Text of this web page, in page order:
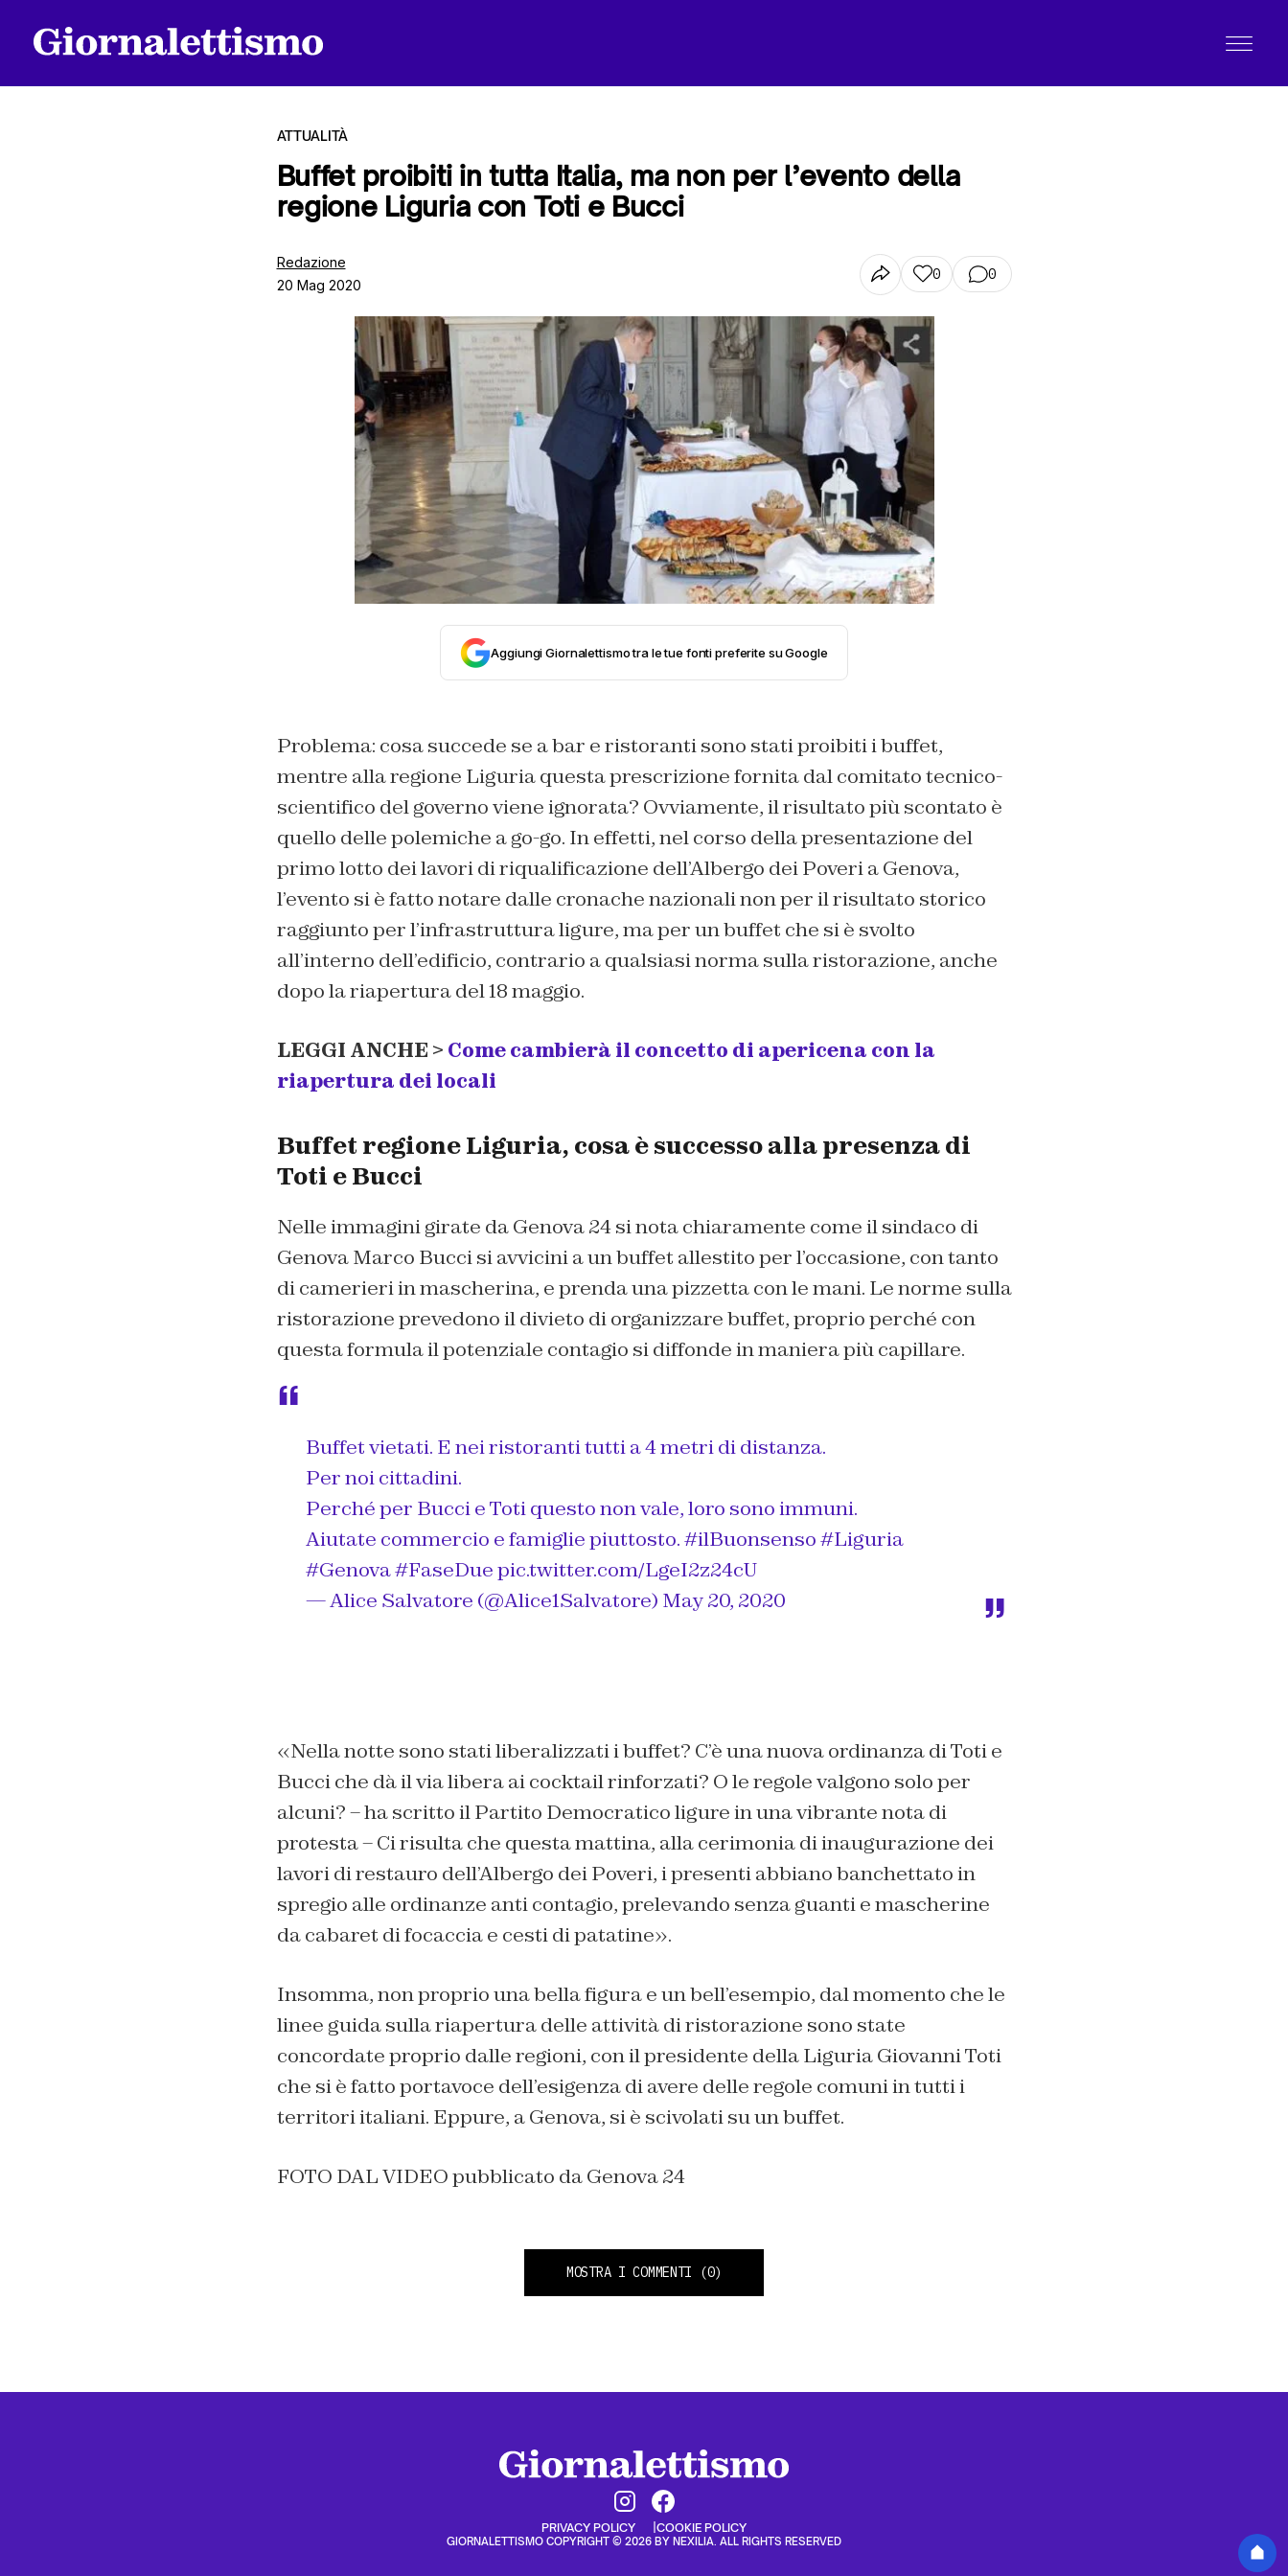
ATTUALITÀ
Buffet proibiti in tutta Italia, ma non per l’evento della
regione Liguria con Toti e Bucci
Redazione
20 Mag 2020
0 0
Aggiungi Giornalettismo tra le tue fonti preferite su Google
Problema: cosa succede se a bar e ristoranti sono stati proibiti i buffet,
mentre alla regione Liguria questa prescrizione fornita dal comitato tecnico-
scientifico del governo viene ignorata? Ovviamente, il risultato più scontato è
quello delle polemiche a go-go. In effetti, nel corso della presentazione del
primo lotto dei lavori di riqualificazione dell’Albergo dei Poveri a Genova,
l’evento si è fatto notare dalle cronache nazionali non per il risultato storico
raggiunto per l’infrastruttura ligure, ma per un buffet che si è svolto
all’interno dell’edificio, contrario a qualsiasi norma sulla ristorazione, anche
dopo la riapertura del 18 maggio.
LEGGI ANCHE > Come cambierà il concetto di apericena con la
riapertura dei locali
Buffet regione Liguria, cosa è successo alla presenza di
Toti e Bucci
Nelle immagini girate da Genova 24 si nota chiaramente come il sindaco di
Genova Marco Bucci si avvicini a un buffet allestito per l’occasione, con tanto
di camerieri in mascherina, e prenda una pizzetta con le mani. Le norme sulla
ristorazione prevedono il divieto di organizzare buffet, proprio perché con
questa formula il potenziale contagio si diffonde in maniera più capillare.
Buffet vietati. E nei ristoranti tutti a 4 metri di distanza.
Per noi cittadini.
Perché per Bucci e Toti questo non vale, loro sono immuni.
Aiutate commercio e famiglie piuttosto.#ilBuonsenso#Liguria
#Genova#FaseDuepic.twitter.com/LgeI2z24cU
— Alice Salvatore (@Alice1Salvatore) May 20, 2020
«Nella notte sono stati liberalizzati i buffet? C’è una nuova ordinanza di Toti e
Bucci che dà il via libera ai cocktail rinforzati? O le regole valgono solo per
alcuni? – ha scritto il Partito Democratico ligure in una vibrante nota di
protesta – Ci risulta che questa mattina, alla cerimonia di inaugurazione dei
lavori di restauro dell’Albergo dei Poveri, i presenti abbiano banchettato in
spregio alle ordinanze anti contagio, prelevando senza guanti e mascherine
da cabaret di focaccia e cesti di patatine».
Insomma, non proprio una bella figura e un bell’esempio, dal momento che le
linee guida sulla riapertura delle attività di ristorazione sono state
concordate proprio dalle regioni, con il presidente della Liguria Giovanni Toti
che si è fatto portavoce dell’esigenza di avere delle regole comuni in tutti i
territori italiani. Eppure, a Genova, si è scivolati su un buffet.
FOTO DAL VIDEO pubblicato da Genova 24
MOSTRA I COMMENTI (0)
PRIVACY POLICY COOKIE POLICY
GIORNALETTISMO COPYRIGHT © 2026 BY NEXILIA. ALL RIGHTS RESERVED